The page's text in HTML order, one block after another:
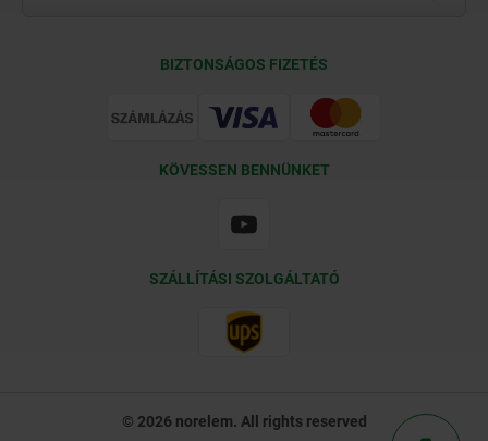
BIZTONSÁGOS FIZETÉS
KÖVESSEN BENNÜNKET
SZÁLLÍTÁSI SZOLGÁLTATÓ
© 2026 norelem. All rights reserved